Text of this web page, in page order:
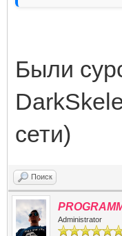
Были
сети)
Поиск
Administrator